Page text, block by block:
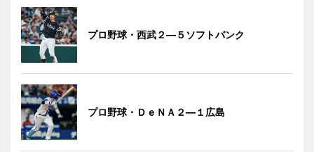
プロ野球・西武２―５ソフトバンク
プロ野球・ＤｅＮＡ２―１広島